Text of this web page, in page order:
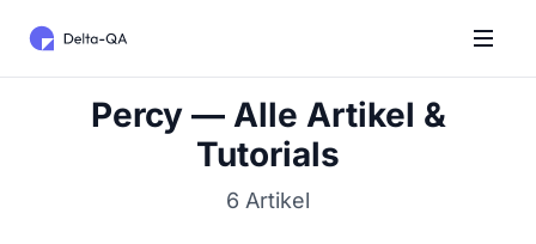
Percy — Alle Artikel &
Tutorials
6 Artikel